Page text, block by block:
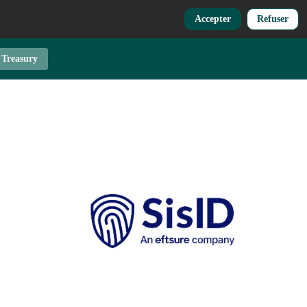
Accepter Refuser